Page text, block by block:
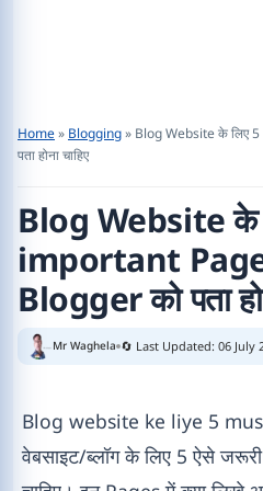
Home» Blogging» Blog Website के लिए
पता होना चाहिए
Blog Website के
important
Blogger को पता
Mr Waghela 🔄 Last Updated: 06 July
Blog website ke liye 5
वेबसाइट/ब्लॉग के लिए 5 ऐसे